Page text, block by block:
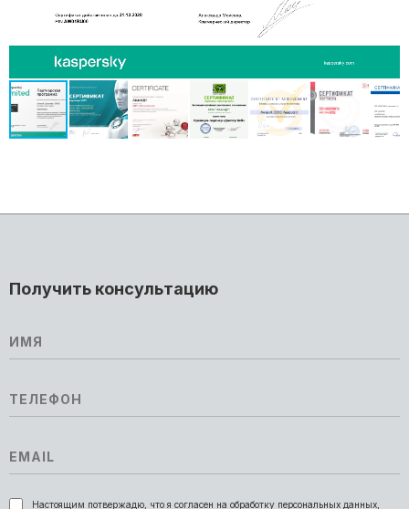
Получить консультацию
Настоящим потвержадю, что я согласен на обработку персональных данных